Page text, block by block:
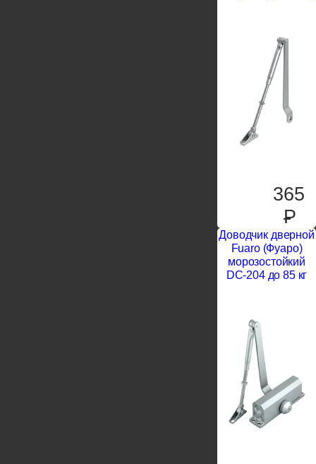
365
P
Доводчик дверной
Fuaro (Фуаро)
морозостойкий
DC-204 до 85 кг